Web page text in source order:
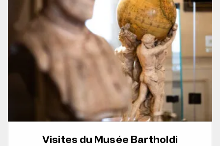
Visites du Musée Bartholdi